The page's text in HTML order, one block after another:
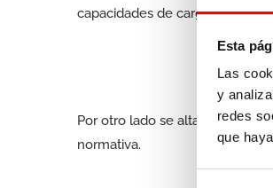
Esta
Las
y
redes
que
capacidades de carga y el
Por otro lado se altamente
normativa.